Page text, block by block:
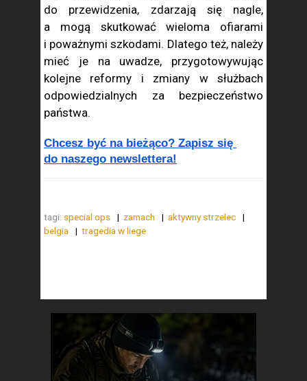
do przewidzenia, zdarzają się nagle,
a mogą skutkować wieloma ofiarami
i poważnymi szkodami. Dlatego też, należy
mieć je na uwadze, przygotowywując
kolejne reformy i zmiany w służbach
odpowiedzialnych za bezpieczeństwo
państwa.
Chcesz być na bieżąco? Zapisz się
do naszego newslettera!
tagi: special ops zamach
aktywny strzelec
belgia
tragedia w liege